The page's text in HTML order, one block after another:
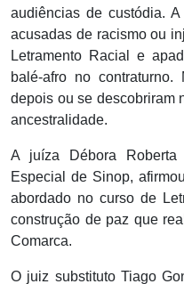
audiências de custódia.
acusadas de racismo ou
Letramento Racial e
balé-afro no contraturno.
depois ou se descobriram
ancestralidade.
A juíza Débora
Especial de Sinop,
abordado no curso de
construção de paz que
Comarca.
O juiz substituto Tiago